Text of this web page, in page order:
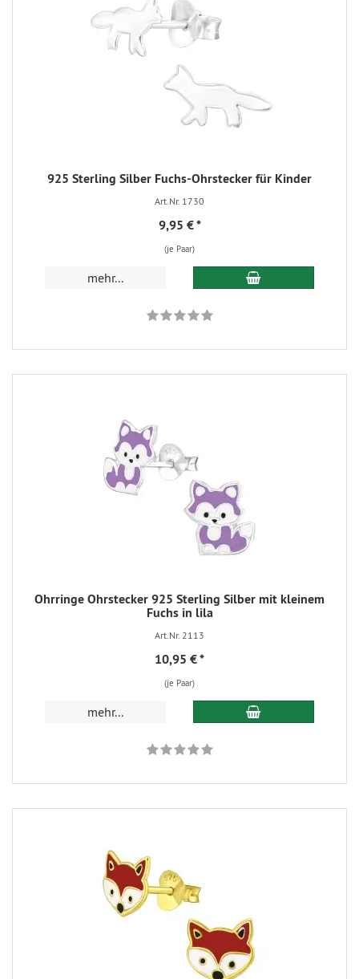
925 Sterling Silber Fuchs-Ohrstecker für Kinder
Art.Nr. 1730
9,95 €*
(je Paar)
mehr...
Ohrringe Ohrstecker 925 Sterling Silber mit kleinem
Fuchs in lila
Art.Nr. 2113
10,95 €*
(je Paar)
mehr...